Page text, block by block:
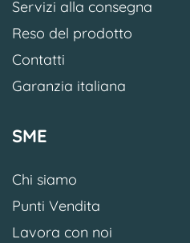
Servizi alla consegna
Reso del prodotto
Contatti
Garanzia italiana
SME
Chi siamo
Punti Vendita
Lavora con noi